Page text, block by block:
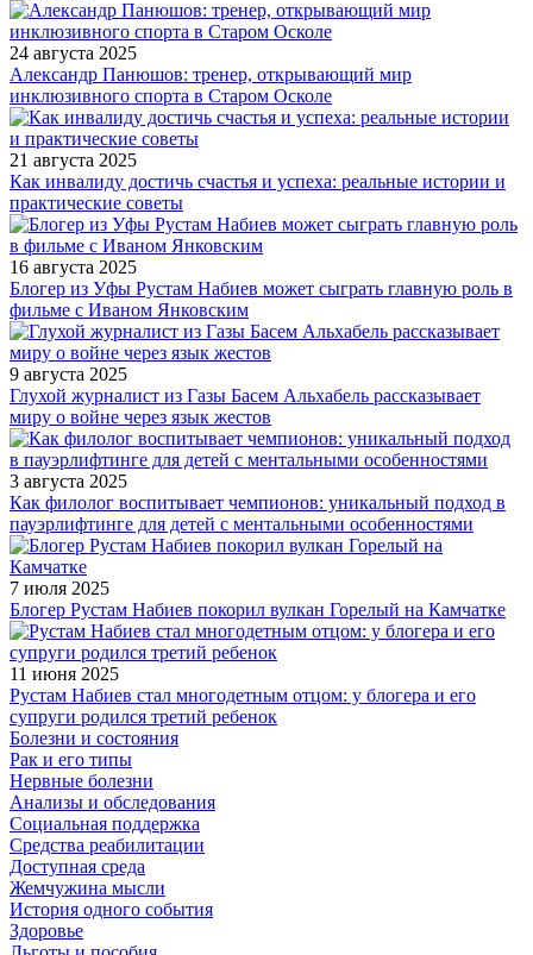
24 августа 2025
Александр Панюшов: тренер, открывающий мир
инклюзивного спорта в Старом Осколе
21 августа 2025
Как инвалиду достичь счастья и успеха: реальные истории и
практические советы
16 августа 2025
Блогер из Уфы Рустам Набиев может сыграть главную роль в
фильме с Иваном Янковским
9 августа 2025
Глухой журналист из Газы Басем Альхабель рассказывает
миру о войне через язык жестов
3 августа 2025
Как филолог воспитывает чемпионов: уникальный подход в
пауэрлифтинге для детей с ментальными особенностями
7 июля 2025
Блогер Рустам Набиев покорил вулкан Горелый на Камчатке
11 июня 2025
Рустам Набиев стал многодетным отцом: у блогера и его
супруги родился третий ребенок
Болезни и состояния
Рак и его типы
Нервные болезни
Анализы и обследования
Социальная поддержка
Средства реабилитации
Доступная среда
Жемчужина мысли
История одного события
Здоровье